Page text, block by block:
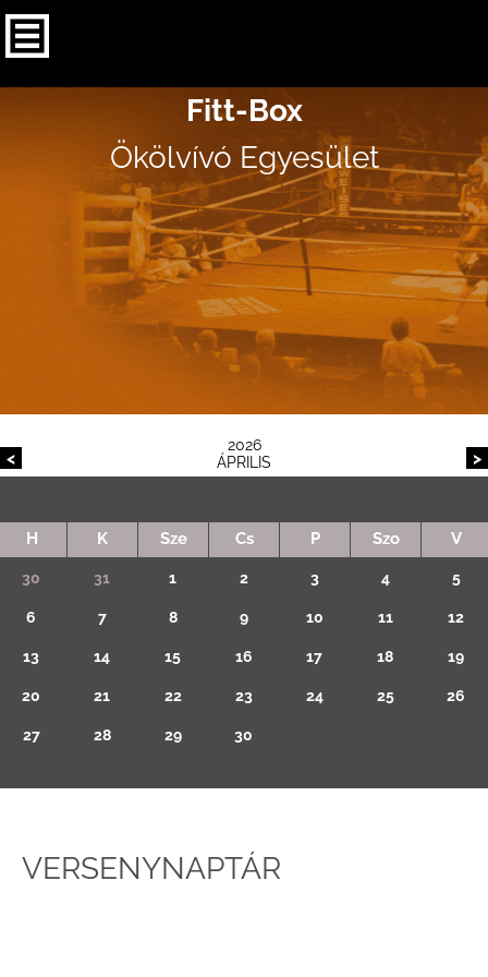
Fitt-Box
Ökölvívó Egyesület
< >
2026
ÁPRILIS
H K Sze Cs P Szo V
30 31 1 2 3 4 5
6 7 8 9 10 11 12
13 14 15 16 17 18 19
20 21 22 23 24 25 26
27 28 29 30
VERSENYNAPTÁR